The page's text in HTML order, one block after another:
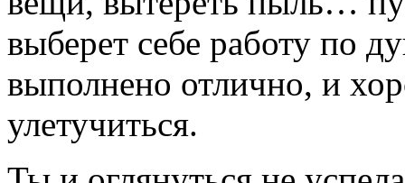
выберет себе работу по
выполнено отлично, и
улетучиться.